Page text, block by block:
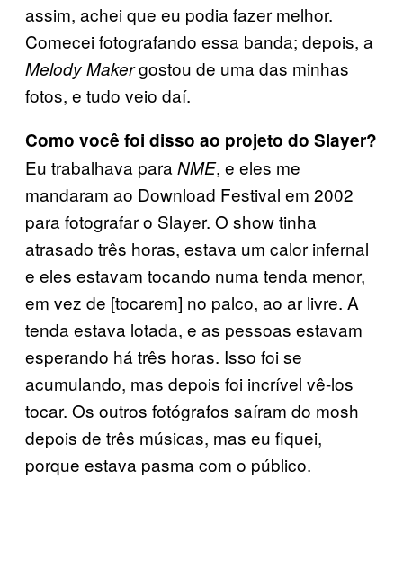
assim, achei que eu podia fazer melhor.
Comecei fotografando essa banda; depois, a
Melody Makergostou de uma das minhas
fotos, e tudo veio daí.
Como você foi disso ao projeto do Slayer?
Eu trabalhava para NME, e eles me
mandaram ao Download Festival em 2002
para fotografar o Slayer. O show tinha
atrasado três horas, estava um calor infernal
e eles estavam tocando numa tenda menor,
em vez de [tocarem] no palco, ao ar livre. A
tenda estava lotada, e as pessoas estavam
esperando há três horas. Isso foi se
acumulando, mas depois foi incrível vê-los
tocar. Os outros fotógrafos saíram do mosh
depois de três músicas, mas eu fiquei,
porque estava pasma com o público.